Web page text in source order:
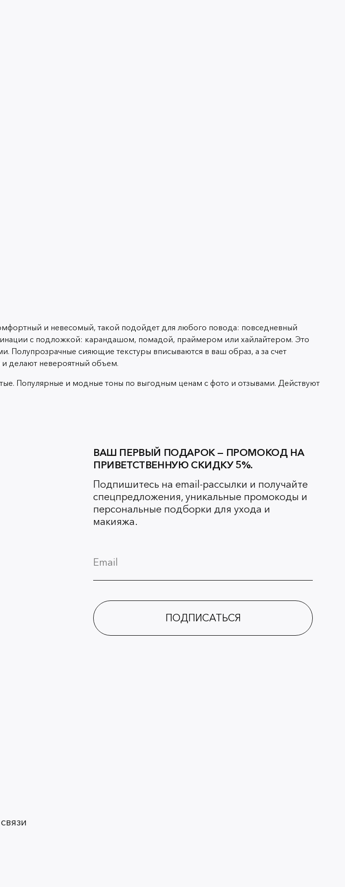
и невесомый, такой подойдет для любого повода: повседневный
с подложкой: карандашом, помадой, праймером или хайлайтером. Это
сияющие текстуры вписываются в ваш образ, а за счет
делают невероятный объем.
Популярные и модные тоны по выгодным ценам с фото и отзывами. Действуют
ВАШ ПЕРВЫЙ ПОДАРОК — ПРОМОКОД НА
ПРИВЕТСТВЕННУЮ СКИДКУ 5%.
Подпишитесь на email-рассылки и получайте
спецпредложения, уникальные промокоды и
персональные подборки для ухода и
макияжа.
ПОДПИСАТЬСЯ